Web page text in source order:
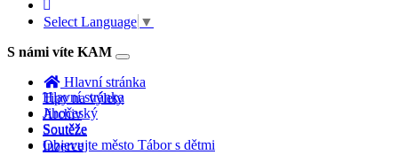
Select Language ▼
S námi víte KAM
Toggle
navigation
Hlavní stránka
Tipy na výlety
Archiv
Soutěže
Inzerce
Hlavní stránka
Jihočeský
Soutěže
Objevujte město Tábor s dětmi